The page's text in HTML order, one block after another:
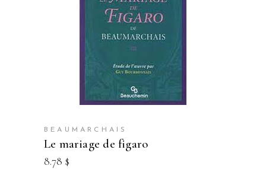
BEAUMARCHAIS
le mariage de figaro
8.78 $